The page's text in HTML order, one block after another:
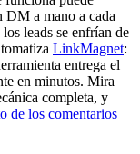
a mano a cada
leads se enfrían de
LinkMagnet:
entrega el
en minutos. Mira
completa, y
de los comentarios